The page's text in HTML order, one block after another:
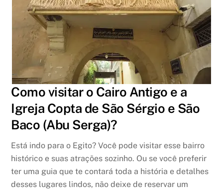
Como visitar o Cairo Antigo e a
Igreja Copta de São Sérgio e São
Baco (Abu Serga)?
Está indo para o Egito? Você pode visitar esse bairro
histórico e suas atrações sozinho. Ou se você preferir
ter uma guia que te contará toda a história e detalhes
desses lugares lindos, não deixe de reservar um